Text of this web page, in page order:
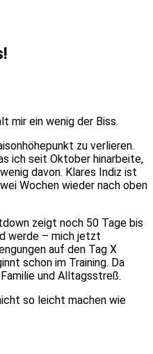
mir ein wenig der Biss.
zu verlieren.
ich seit Oktober hinarbeite,
davon. Klares Indiz ist
Wochen wieder nach oben
zeigt noch 50 Tage bis
werde – mich jetzt
auf den Tag X
schon im Training. Da
und Alltagsstreß.
so leicht machen wie